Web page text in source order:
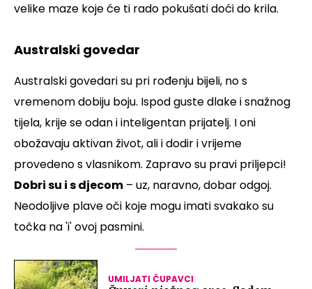
velike maze koje će ti rado pokušati doći do krila.
Australski govedar
Australski govedari su pri rođenju bijeli, no s
vremenom dobiju boju. Ispod guste dlake i snažnog
tijela, krije se odan i inteligentan prijatelj. I oni
obožavaju aktivan život, ali i dodir i vrijeme
provedeno s vlasnikom. Zapravo su pravi priljepci!
Dobri su i s djecom – uz, naravno, dobar odgoj.
Neodoljive plave oči koje mogu imati svakako su
točka na 'i' ovoj pasmini.
UMILJATI ČUPAVCI